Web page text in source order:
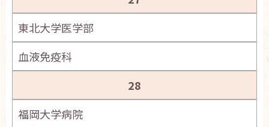
東北大学医学部
血液免疫科
28
福岡大学病院